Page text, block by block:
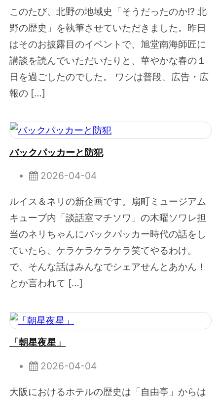
このたび、北野の地域史「そうだったのか!? 北
野の歴史」を執筆させていただきました。昨日
はそのお披露目のイベントで、旭堂南海師匠に
講談を読んでいただいたりと、華やかな春の１
日を過ごしたのでした。 ワシは普段、広告・広
報の […]
バックパッカーと防犯
2026-04-04
ルイス＆ネリの新企画です。扇町ミュージアム
キューブ内「談話室マチソワ」の木曜ソワレ担
当のネリちゃんにバックパッカー時代の話をし
ていたら、ケラケラケラケラ笑てやるわけ。
で、そんな話はみんなでシェアせんとあかん！
とか言われて […]
「朝星夜星」
2026-04-04
大阪におけるホテルの歴史は「自由亭」からは